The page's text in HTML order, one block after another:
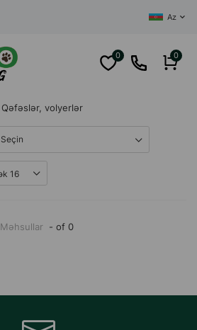
Az
0 0
Qəfəslər, volyerlər
Məhsullar - of 0